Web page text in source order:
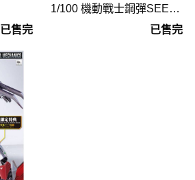
已售完
1/100 機動戰士鋼彈SEED
已售完